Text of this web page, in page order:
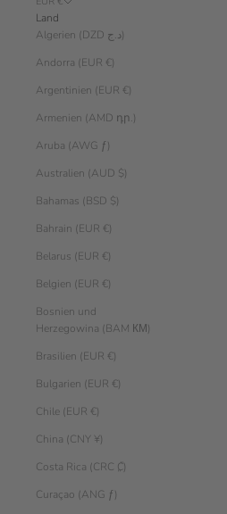
Land
Algerien (DZD د.ج)
Andorra (EUR €)
Argentinien (EUR €)
Armenien (AMD դր.)
Aruba (AWG ƒ)
Australien (AUD $)
Bahamas (BSD $)
Bahrain (EUR €)
Belarus (EUR €)
Belgien (EUR €)
Bosnien und
Herzegowina (BAM КМ)
Brasilien (EUR €)
Bulgarien (EUR €)
Chile (EUR €)
China (CNY ¥)
Costa Rica (CRC ₡)
Curaçao (ANG ƒ)